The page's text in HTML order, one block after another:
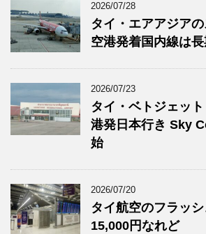
2026/07/28
タイ・エアアジア
空港発着国内線は
2026/07/23
タイ・ベトジェッ
港発日本行き Sky
始
2026/07/20
タイ航空のフラッ
15,000円なれど